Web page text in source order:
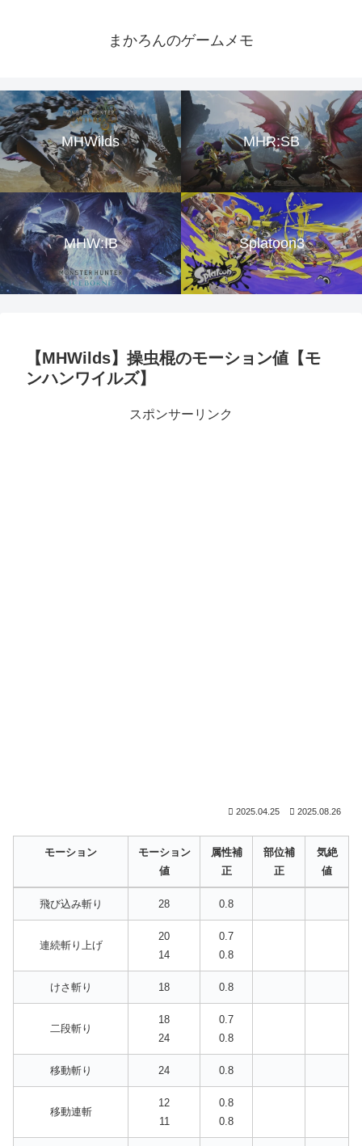
まかろんのゲームメモ
MHWilds MHR:SB
MHW:IB Splatoon3
【MHWilds】操虫棍のモーション値【モ
ンハンワイルズ】
スポンサーリンク
2025.04.25 2025.08.26
モーション
モーション
値
属性補
正
部位補
正
気絶
値
モーション
モーション
属性補
飛び込み斬り 28 0.8
連続斬り上げ
20
14
0.7
0.8
けさ斬り 18 0.8
二段斬り
18
24
0.7
0.8
移動斬り 24 0.8
移動連斬
12
11
0.8
0.8